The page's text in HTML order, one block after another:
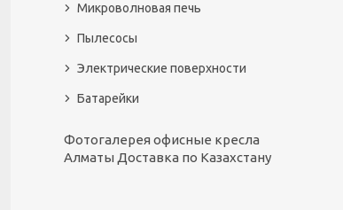
Микроволновая печь
Пылесосы
Электрические поверхности
Батарейки
Фотогалерея офисные кресла
Алматы Доставка по Казахстану